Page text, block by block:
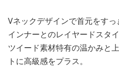
Vネックデザインで首元をすっ
インナーとのレイヤードスタ
ツイード素材特有の温かみと
トに高級感をプラス。